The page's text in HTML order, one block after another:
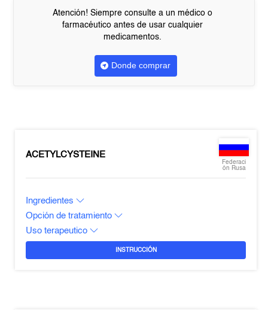
Atención! Siempre consulte a un médico o
farmacéutico antes de usar cualquier
medicamentos.
Donde comprar
ACETYLCYSTEINE
Federaci
ón Rusa
Ingredientes
Opción de tratamiento
Uso terapeutico
INSTRUCCIÓN